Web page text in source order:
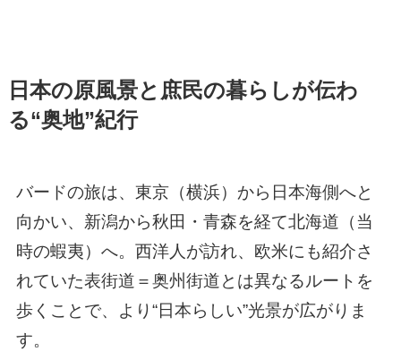
日本の原風景と庶民の暮らしが伝わ
る“奥地”紀行
バードの旅は、東京（横浜）から日本海側へと
向かい、新潟から秋田・青森を経て北海道（当
時の蝦夷）へ。西洋人が訪れ、欧米にも紹介さ
れていた表街道＝奥州街道とは異なるルートを
歩くことで、より“日本らしい”光景が広がりま
す。